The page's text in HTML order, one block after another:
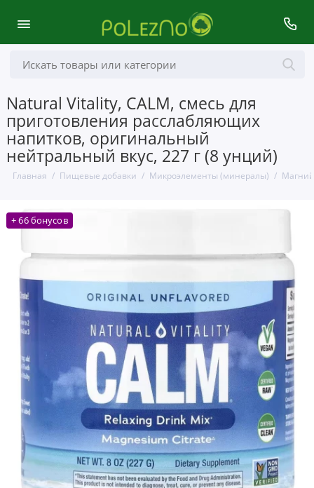
Natural Vitality, CALM, смесь для
приготовления расслабляющих
напитков, оригинальный
нейтральный вкус, 227 г (8 унций)
Главная Пищевые добавки Микроэлементы (минералы) Магний
+ 66 бонусов